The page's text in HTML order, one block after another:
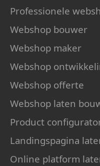
Professionele
Webshop bouwer
Webshop maker
Webshop
Webshop offerte
Webshop laten
Product
Landingspagina
Online platform